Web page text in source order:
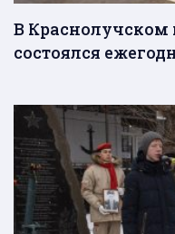
В Краснолучском
состоялся